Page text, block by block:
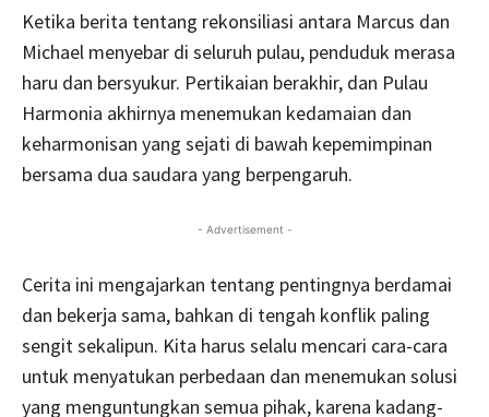
Ketika berita tentang rekonsiliasi antara Marcus dan
Michael menyebar di seluruh pulau, penduduk merasa
haru dan bersyukur. Pertikaian berakhir, dan Pulau
Harmonia akhirnya menemukan kedamaian dan
keharmonisan yang sejati di bawah kepemimpinan
bersama dua saudara yang berpengaruh.
- Advertisement -
Cerita ini mengajarkan tentang pentingnya berdamai
dan bekerja sama, bahkan di tengah konflik paling
sengit sekalipun. Kita harus selalu mencari cara-cara
untuk menyatukan perbedaan dan menemukan solusi
yang menguntungkan semua pihak, karena kadang-